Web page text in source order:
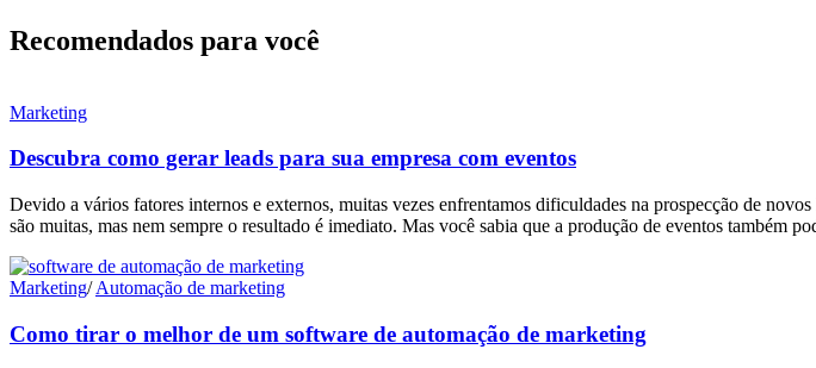
Recomendados para você
Marketing
Descubra como gerar leads para sua empresa com eventos
Devido a vários fatores internos e externos, muitas vezes enfrentamos dificuldades na prospecção de
são muitas, mas nem sempre o resultado é imediato. Mas você sabia que a produção de eventos também
Marketing/Automação de marketing
Como tirar o melhor de um software de automação de marketing